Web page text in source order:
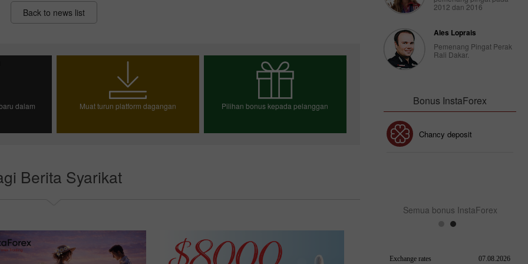
Back to news list
dalam Muat turun platform dagangan Pilihan bonus kepada pelanggan
Berita Syarikat
2012 dan 2016
Ales Loprais
Pemenang Pingat Perak
Rali Dakar.
Bonus InstaForex
Bonus 30%
Bonus Kelab InstaForex
Chancy deposit Bonus 30% Chancy deposit
Semua bonus InstaForex